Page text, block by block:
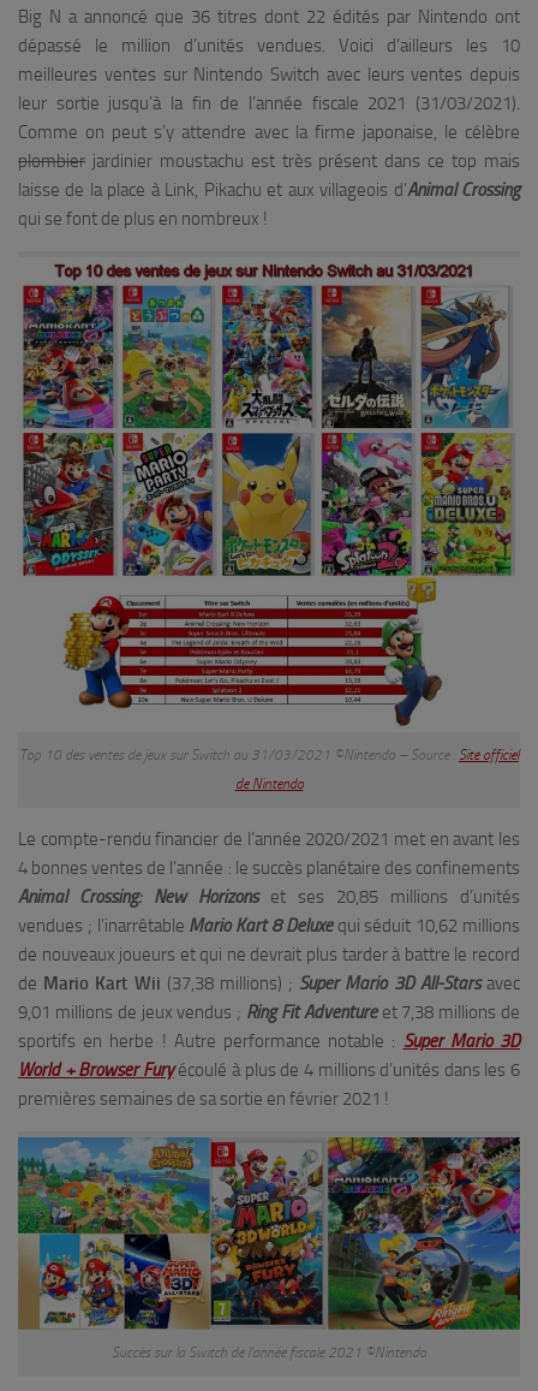
Big N a annoncé que 36 titres dont 22 édités par Nintendo ont
dépassé le million d’unités vendues. Voici d’ailleurs les 10
meilleures ventes sur Nintendo Switch avec leurs ventes depuis
leur sortie jusqu’à la fin de l’année fiscale 2021 (31/03/2021).
Comme on peut s’y attendre avec la firme japonaise, le célèbre
plombier jardinier moustachu est très présent dans ce top mais
laisse de la place à Link, Pikachu et aux villageois d’Animal Crossing
qui se font de plus en nombreux !
Top 10 des ventes de jeux sur Switch au 31/03/2021 ©Nintendo – Source : Site officiel
de Nintendo
Le compte-rendu financier de l’année 2020/2021 met en avant les
4 bonnes ventes de l’année : le succès planétaire des confinements
Animal Crossing: New Horizonset ses 20,85 millions d’unités
vendues ; l’inarrêtable Mario Kart 8 Deluxequi séduit 10,62 millions
de nouveaux joueurs et qui ne devrait plus tarder à battre le record
de Mario Kart Wii (37,38 millions) ; Super Mario 3D All-Starsavec
9,01 millions de jeux vendus ; Ring Fit Adventureet 7,38 millions de
sportifs en herbe ! Autre performance notable : Super Mario 3D
World + Browser Furyécoulé à plus de 4 millions d’unités dans les 6
premières semaines de sa sortie en février 2021 !
Succès sur la Switch de l’année fiscale 2021 ©Nintendo